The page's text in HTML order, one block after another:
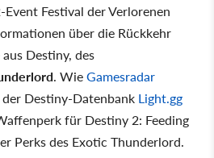
Festival der Verlorenen
über die Rückkehr
Destiny, des
. WieGamesradar
Destiny-Datenbank Light.gg
für Destiny 2: Feeding
Perks des Exotic Thunderlord.